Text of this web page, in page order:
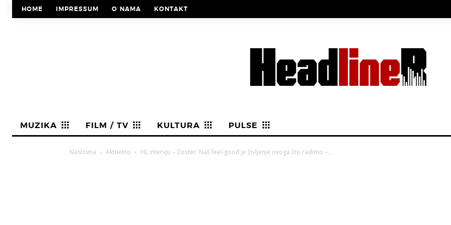
HOME IMPRESSUM O NAMA KONTAKT
MUZIKA FILM / TV KULTURA PULSE
Naslovna Aktuelno HL intervju – Zoster: Naš feel-good je življenje ovoga što radimo –...